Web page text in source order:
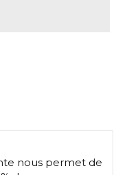
nous permet de